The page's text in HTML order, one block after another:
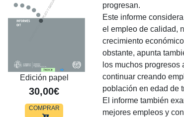
Edición papel
30,00€
COMPRAR
progresan.
Este informe
el empleo de calidad,
crecimiento
obstante, apunta
los muchos
continuar creando
población en edad de
El informe también
mejores empleos y